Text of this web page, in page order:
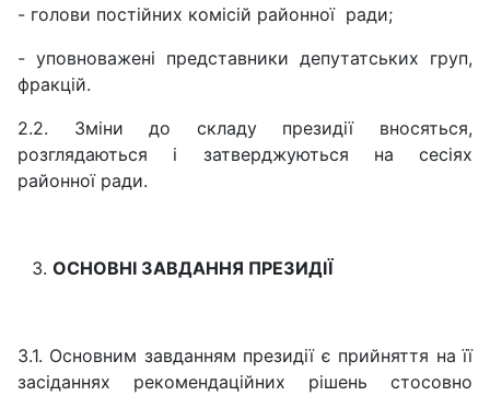
- голови постійних комісій районної ради;
- уповноважені представники депутатських груп,
фракцій.
2.2. Зміни до складу президії вносяться,
розглядаються і затверджуються на сесіях
районної ради.
ОСНОВНІ ЗАВДАННЯ ПРЕЗИДІЇ
3.1. Основним завданням президії є прийняття на її
засіданнях рекомендаційних рішень стосовно